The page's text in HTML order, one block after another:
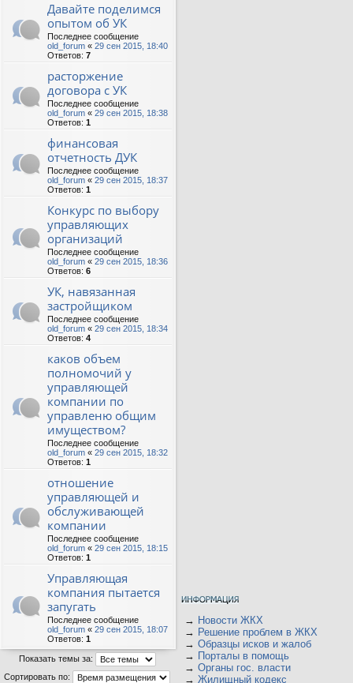
Давайте поделимся
опытом об УК
Последнее сообщение
old_forum « 29 сен 2015, 18:40
Ответов: 7
расторжение
договора с УК
Последнее сообщение
old_forum « 29 сен 2015, 18:38
Ответов: 1
финансовая
отчетность ДУК
Последнее сообщение
old_forum « 29 сен 2015, 18:37
Ответов: 1
Конкурс по выбору
управляющих
организаций
Последнее сообщение
old_forum « 29 сен 2015, 18:36
Ответов: 6
УК, навязанная
застройщиком
Последнее сообщение
old_forum « 29 сен 2015, 18:34
Ответов: 4
каков объем
полномочий у
управляющей
компании по
управленю общим
имуществом?
Последнее сообщение
old_forum « 29 сен 2015, 18:32
Ответов: 1
отношение
управляющей и
обслуживающей
компании
Последнее сообщение
old_forum « 29 сен 2015, 18:15
Ответов: 1
Управляющая
компания пытается
запугать
Последнее сообщение
old_forum « 29 сен 2015, 18:07
Ответов: 1
Показать темы за:
Сортировать по:
→ Новости ЖКХ
→ Решение проблем в ЖКХ
→ Образцы исков и жалоб
→ Порталы в помощь
→ Органы гос. власти
→ Жилищный кодекс